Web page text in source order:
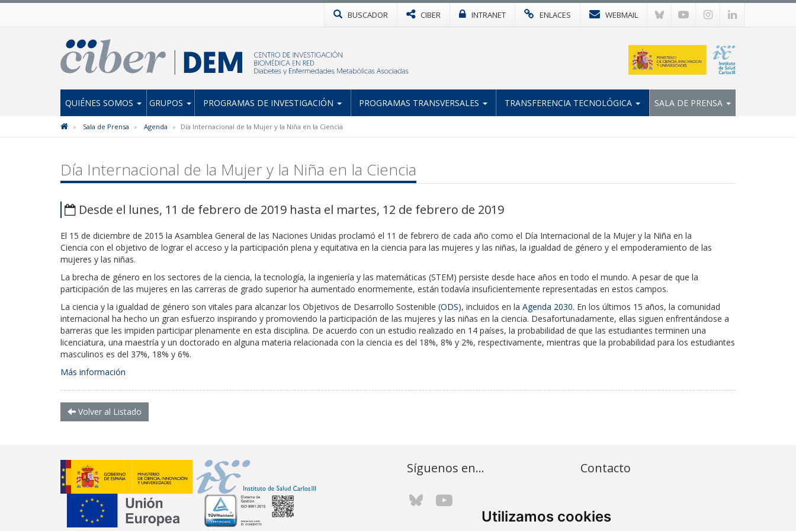
Utilizamos cookies
BUSCADOR CIBER INTRANET ENLACES WEBMAIL
QUIÉNES SOMOS GRUPOS PROGRAMAS DE INVESTIGACIÓN PROGRAMAS TRANSVERSALES TRANSFERENCIA TECNOLÓGICA SALA DE PRENSA
Sala de Prensa Agenda Día Internacional de la Mujer y la Niña en la Ciencia
Día Internacional de la Mujer y la Niña en la Ciencia
Desde el lunes, 11 de febrero de 2019 hasta el martes, 12 de febrero de 2019
El 15 de diciembre de 2015 la Asamblea General de las Naciones Unidas proclamó el 11 de febrero de cada año como el Día Internacional de la Mujer y la Niña en la
Ciencia con el objetivo de lograr el acceso y la participación plena y equitativa en la ciencia para las mujeres y las niñas, la igualdad de género y el empoderamiento de las
mujeres y las niñas.
La brecha de género en los sectores de la ciencia, la tecnología, la ingeniería y las matemáticas (STEM) persiste desde hace años en todo el mundo. A pesar de que la
participación de las mujeres en las carreras de grado superior ha aumentado enormemente, están todavía insuficientemente representadas en estos campos.
La ciencia y la igualdad de género son vitales para alcanzar los Objetivos de Desarrollo Sostenible (ODS), incluidos en la Agenda 2030. En los últimos 15 años, la comunidad
internacional ha hecho un gran esfuerzo inspirando y promoviendo la participación de las mujeres y las niñas en la ciencia. Desafortunadamente, ellas siguen enfrentándose a
barreras que les impiden participar plenamente en esta disciplina. De acuerdo con un estudio realizado en 14 países, la probabilidad de que las estudiantes terminen una
licenciatura, una maestría y un doctorado en alguna materia relacionada con la ciencia es del 18%, 8% y 2%, respectivamente, mientras que la probabilidad para los estudiantes
masculinos es del 37%, 18% y 6%.
Más información
Volver al Listado
Síguenos en... Contacto
info@ciberisciii.es